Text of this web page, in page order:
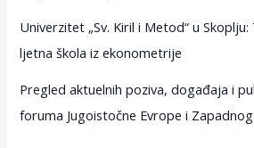
Univerzitet „Sv. Kiril i Metod“ u
ljetna škola iz ekonometrije
Pregled aktuelnih poziva, događaja i
foruma Jugoistočne Evrope i